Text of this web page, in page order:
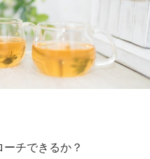
ーチできるか？